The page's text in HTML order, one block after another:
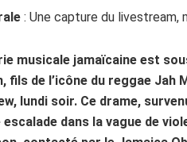
: Une capture du livestream,
musicale jamaïcaine est
fils de l’icône du reggae Jah
lundi soir. Ce drame,
escalade dans la vague de